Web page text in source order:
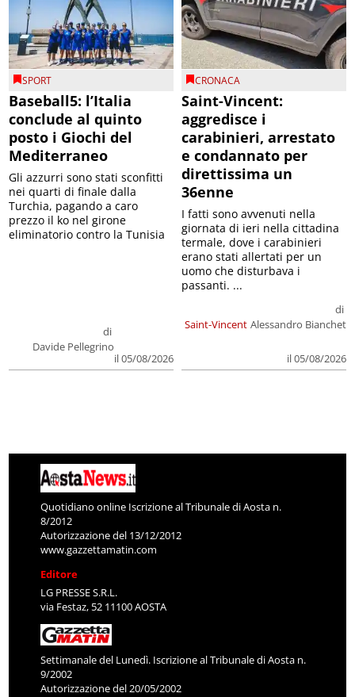
SPORT
Baseball5: l’Italia
conclude al quinto
posto i Giochi del
Mediterraneo
di
Davide Pellegrino
il 05/08/2026
Gli azzurri sono stati sconfitti
nei quarti di finale dalla
Turchia, pagando a caro
prezzo il ko nel girone
eliminatorio contro la Tunisia
CRONACA
Saint-Vincent:
aggredisce i
carabinieri, arrestato
e condannato per
direttissima un
36enne
Saint-Vincent
di
Alessandro Bianchet
il 05/08/2026
I fatti sono avvenuti nella
giornata di ieri nella cittadina
termale, dove i carabinieri
erano stati allertati per un
uomo che disturbava i
passanti. ...
Quotidiano online Iscrizione al Tribunale di Aosta n.
8/2012
Autorizzazione del 13/12/2012
www.gazzettamatin.com
Editore
LG PRESSE S.R.L.
via Festaz, 52 11100 AOSTA
Settimanale del Lunedì. Iscrizione al Tribunale di Aosta n.
9/2002
Autorizzazione del 20/05/2002